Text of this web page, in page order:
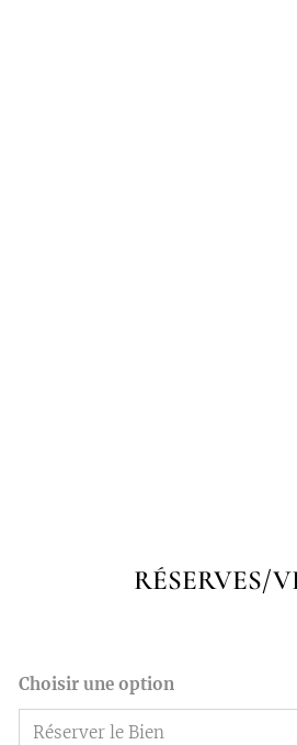
RÉSERVES/
Choisir une option